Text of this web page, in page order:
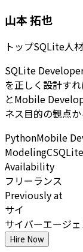
山本 拓也
トップSQLite人材
SQLite
を正しく設計す
とMobile
ネス目的の観点
PythonMobile
ModelingCSQLite
Availability
フリーランス
Previously at
サイ
サイバーエージ
Hire Now